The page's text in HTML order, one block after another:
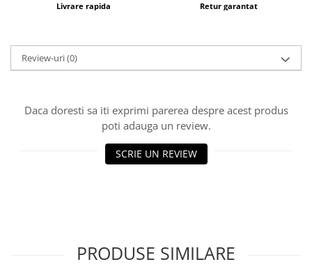
Livrare rapida Retur garantat
Review-uri(0)
Daca doresti sa iti exprimi parerea despre acest produs
poti adauga un review.
SCRIE UN REVIEW
PRODUSE SIMILARE